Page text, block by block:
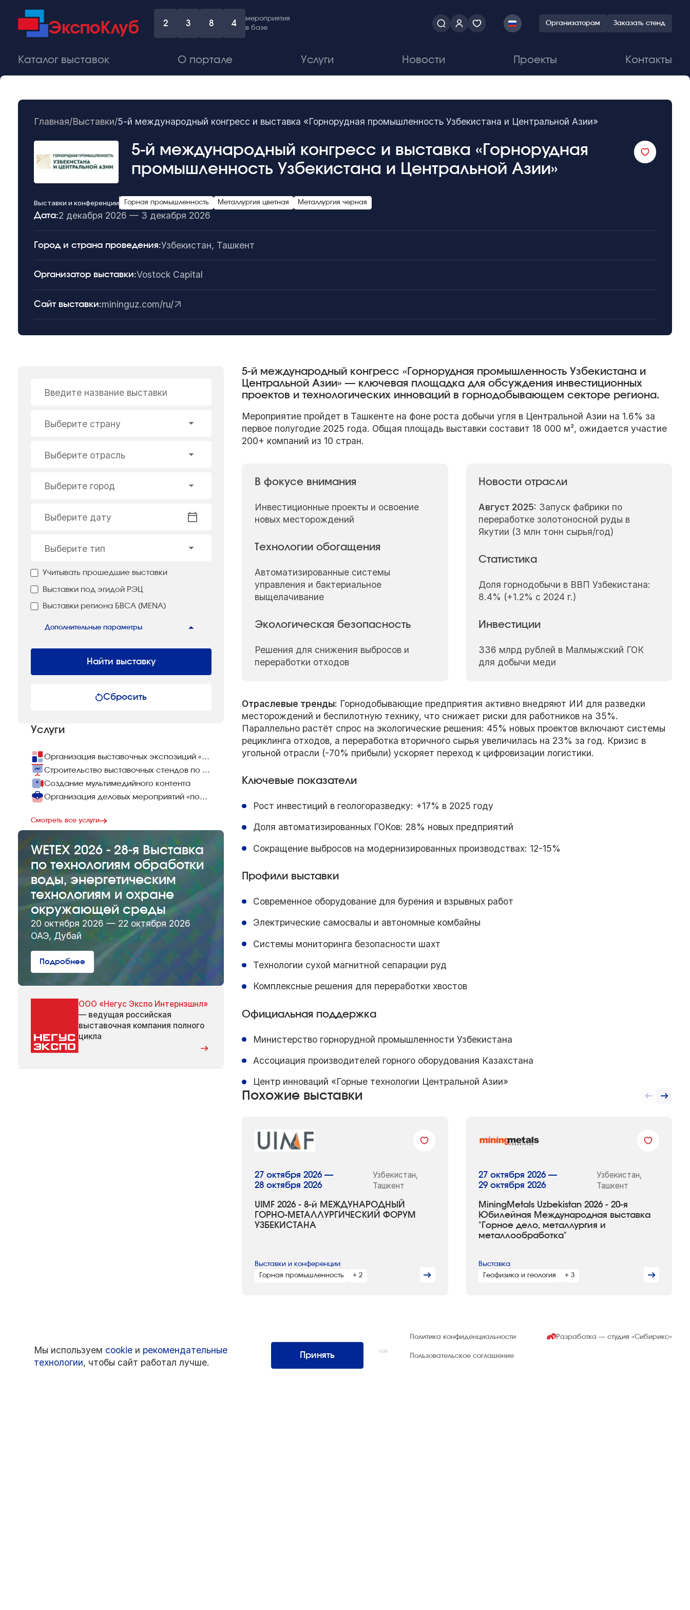
2 3 8 4
мероприятия
в базе
Организаторам Заказать стенд
Каталог выставок О портале Услуги Новости Проекты Контакты
Главная/Выставки/5-й международный конгресс и выставка «Горнорудная промышленность Узбекистана и Центральной Азии»
5-й международный конгресс и выставка «Горнорудная
промышленность Узбекистана и Центральной Азии»
Выставки и конференции Горная промышленность Металлургия цветная Металлургия черная
Дата:2 декабря 2026 — 3 декабря 2026
Город и страна проведения:Узбекистан, Ташкент
Организатор выставки:Vostock Capital
Сайт выставки:mininguz.com/ru/
Введите название выставки
Выберите страну
Выберите отрасль
Выберите город
Выберите дату
Выберите тип
Учитывать прошедшие выставки
Выставки под эгидой РЭЦ
Выставки региона БВСА (MENA)
Дополнительные параметры
Найти выставку
Сбросить
Услуги
Организация выставочных экспозиций «под ключ»
Строительство выставочных стендов по всему миру
Создание мультимедийного контента
Организация деловых мероприятий «под ключ»
Смотреть все услуги
WETEX 2026 - 28-я Выставка
по технологиям обработки
воды, энергетическим
технологиям и охране
окружающей среды
20 октября 2026 — 22 октября 2026
ОАЭ, Дубай
Подробнее
ООО «Негус Экспо Интернэшнл»
— ведущая российская
выставочная компания полного
цикла
5-й международный конгресс «Горнорудная промышленность Узбекистана и
Центральной Азии» — ключевая площадка для обсуждения инвестиционных
проектов и технологических инноваций в горнодобывающем секторе региона.
Мероприятие пройдет в Ташкенте на фоне роста добычи угля в Центральной Азии на 1.6% за
первое полугодие 2025 года. Общая площадь выставки составит 18 000 м², ожидается участие
200+ компаний из 10 стран.
В фокусе внимания
Инвестиционные проекты и освоение
новых месторождений
Технологии обогащения
Автоматизированные системы
управления и бактериальное
выщелачивание
Экологическая безопасность
Решения для снижения выбросов и
переработки отходов
Новости отрасли
Август 2025: Запуск фабрики по
переработке золотоносной руды в
Якутии (3 млн тонн сырья/год)
Статистика
Доля горнодобычи в ВВП Узбекистана:
8.4% (+1.2% с 2024 г.)
Инвестиции
336 млрд рублей в Малмыжский ГОК
для добычи меди
Отраслевые тренды: Горнодобывающие предприятия активно внедряют ИИ для разведки
месторождений и беспилотную технику, что снижает риски для работников на 35%.
Параллельно растёт спрос на экологические решения: 45% новых проектов включают системы
рециклинга отходов, а переработка вторичного сырья увеличилась на 23% за год. Кризис в
угольной отрасли (-70% прибыли) ускоряет переход к цифровизации логистики.
Ключевые показатели
Рост инвестиций в геологоразведку: +17% в 2025 году
Доля автоматизированных ГОКов: 28% новых предприятий
Сокращение выбросов на модернизированных производствах: 12-15%
Профили выставки
Современное оборудование для бурения и взрывных работ
Электрические самосвалы и автономные комбайны
Системы мониторинга безопасности шахт
Технологии сухой магнитной сепарации руд
Комплексные решения для переработки хвостов
Официальная поддержка
Министерство горнорудной промышленности Узбекистана
Ассоциация производителей горного оборудования Казахстана
Центр инноваций «Горные технологии Центральной Азии»
Похожие выставки
UIMF 2026 - 8-й МЕЖДУНАРОДНЫЙ
ГОРНО-МЕТАЛЛУРГИЧЕСКИЙ ФОРУМ
УЗБЕКИСТАНА
27 октября 2026 —
28 октября 2026
Узбекистан,
Ташкент
Выставки и конференции
Горная промышленность
+ 2
MiningMetals Uzbekistan 2026 - 20-я
Юбилейная Международная выставка
"Горное дело, металлургия и
металлообработка"
27 октября 2026 —
29 октября 2026
Узбекистан,
Ташкент
Выставка
Геофизика и геология
+ 3
Интернэшнл»
Все права защищены. Использование материалов
возможно только со ссылкой на источник.
Политика конфиденциальности
Пользовательское соглашение
Разработка — студия«Сибирикс»
Мы используем cookie и рекомендательные
технологии, чтобы сайт работал лучше.
Принять